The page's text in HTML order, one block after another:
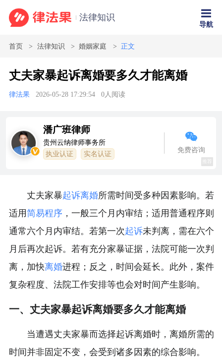
法律知识
导航
首页 法律知识 婚姻家庭 正文
丈夫家暴起诉离婚要多久才能离婚
律法果 2026-05-28 17:29:54 0人阅读
潘广班律师
贵州云纳律师事务所
执业认证 实名认证
免费咨询
丈夫家暴起诉离婚所需时间受多种因素影响。若
适用简易程序，一般三个月内审结；适用普通程序则
通常六个月内审结。若第一次起诉未判离，需在六个
月后再次起诉。若有充分家暴证据，法院可能一次判
离，加快离婚进程；反之，时间会延长。此外，案件
复杂程度、法院工作安排等也会对时间产生影响。
一、丈夫家暴起诉离婚要多久才能离婚
当遭遇丈夫家暴而选择起诉离婚时，离婚所需的
时间并非固定不变，会受到诸多因素的综合影响。